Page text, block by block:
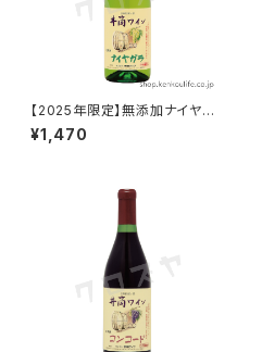
【2025年限定】無添加ナイヤガ
ラ 白 甘口 720ml｜酸化防止
剤無添加の限定醸造｜井筒ワイ
¥1,470